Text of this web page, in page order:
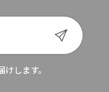
します。